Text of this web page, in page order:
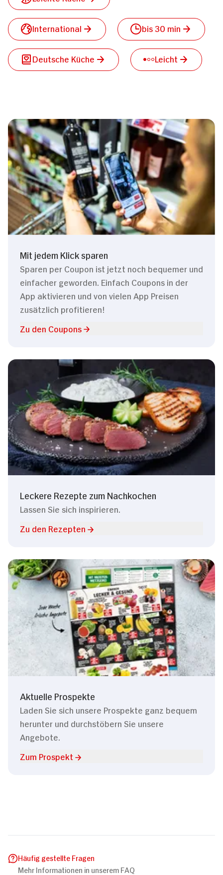
International bis 30 min
Deutsche Küche Leicht
Mit jedem Klick sparen
Sparen per Coupon ist jetzt noch bequemer und
einfacher geworden. Einfach Coupons in der
App aktivieren und von vielen App Preisen
zusätzlich profitieren!
Zu den Coupons
Leckere Rezepte zum Nachkochen
Lassen Sie sich inspirieren.
Zu den Rezepten
Aktuelle Prospekte
Laden Sie sich unsere Prospekte ganz bequem
herunter und durchstöbern Sie unsere
Angebote.
Zum Prospekt
Häufig gestellte Fragen
Mehr Informationen in unserem FAQ